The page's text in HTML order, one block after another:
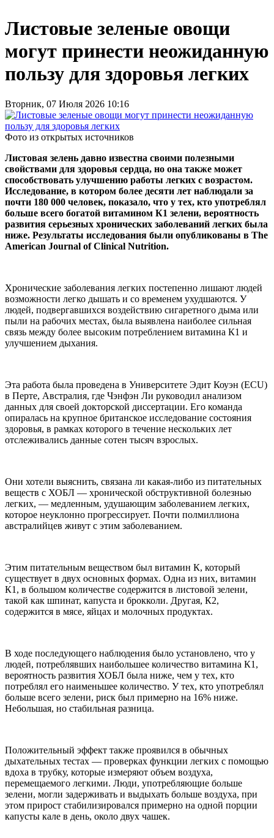
Листовые зеленые овощи
могут принести неожиданную
пользу для здоровья легких
Вторник, 07 Июля 2026 10:16
Фото из открытых источников
Листовая зелень давно известна своими полезными
свойствами для здоровья сердца, но она также может
способствовать улучшению работы легких с возрастом.
Исследование, в котором более десяти лет наблюдали за
почти 180 000 человек, показало, что у тех, кто употреблял
больше всего богатой витамином К1 зелени, вероятность
развития серьезных хронических заболеваний легких была
ниже. Результаты исследования были опубликованы в The
American Journal of Clinical Nutrition.
Хронические заболевания легких постепенно лишают людей
возможности легко дышать и со временем ухудшаются. У
людей, подвергавшихся воздействию сигаретного дыма или
пыли на рабочих местах, была выявлена наиболее сильная
связь между более высоким потреблением витамина К1 и
улучшением дыхания.
Эта работа была проведена в Университете Эдит Коуэн (ECU)
в Перте, Австралия, где Чэнфэн Ли руководил анализом
данных для своей докторской диссертации. Его команда
опиралась на крупное британское исследование состояния
здоровья, в рамках которого в течение нескольких лет
отслеживались данные сотен тысяч взрослых.
Они хотели выяснить, связана ли какая-либо из питательных
веществ с ХОБЛ — хронической обструктивной болезнью
легких, — медленным, удушающим заболеванием легких,
которое неуклонно прогрессирует. Почти полмиллиона
австралийцев живут с этим заболеванием.
Этим питательным веществом был витамин К, который
существует в двух основных формах. Одна из них, витамин
К1, в большом количестве содержится в листовой зелени,
такой как шпинат, капуста и брокколи. Другая, К2,
содержится в мясе, яйцах и молочных продуктах.
В ходе последующего наблюдения было установлено, что у
людей, потреблявших наибольшее количество витамина К1,
вероятность развития ХОБЛ была ниже, чем у тех, кто
потреблял его наименьшее количество. У тех, кто употреблял
больше всего зелени, риск был примерно на 16% ниже.
Небольшая, но стабильная разница.
Положительный эффект также проявился в обычных
дыхательных тестах — проверках функции легких с помощью
вдоха в трубку, которые измеряют объем воздуха,
перемещаемого легкими. Люди, употребляющие больше
зелени, могли задерживать и выдыхать больше воздуха, при
этом прирост стабилизировался примерно на одной порции
капусты кале в день, около двух чашек.